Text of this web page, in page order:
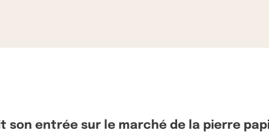
son entrée sur le marché de la pierre